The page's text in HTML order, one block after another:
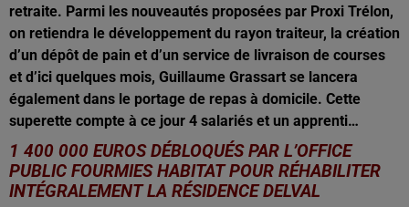
retraite. Parmi les nouveautés proposées par Proxi Trélon,
on retiendra le développement du rayon traiteur, la création
d’un dépôt de pain et d’un service de livraison de courses
et d’ici quelques mois, Guillaume Grassart se lancera
également dans le portage de repas à domicile. Cette
superette compte à ce jour 4 salariés et un apprenti…
1 400 000 EUROS DÉBLOQUÉS PAR L’OFFICE
PUBLIC FOURMIES HABITAT POUR RÉHABILITER
INTÉGRALEMENT LA RÉSIDENCE DELVAL